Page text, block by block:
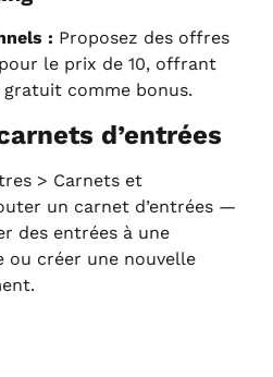
: Proposez des offres
le prix de 10, offrant
comme bonus.
d’entrées
> Carnets et
un carnet d’entrées —
des entrées à une
ou créer une nouvelle